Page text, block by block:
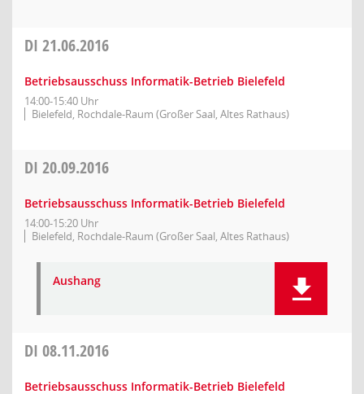
DI 21.06.2016
Betriebsausschuss Informatik-Betrieb Bielefeld
14:00-15:40 Uhr
Bielefeld, Rochdale-Raum (Großer Saal, Altes Rathaus)
DI 20.09.2016
Betriebsausschuss Informatik-Betrieb Bielefeld
14:00-15:20 Uhr
Bielefeld, Rochdale-Raum (Großer Saal, Altes Rathaus)
Aushang
DI 08.11.2016
Betriebsausschuss Informatik-Betrieb Bielefeld